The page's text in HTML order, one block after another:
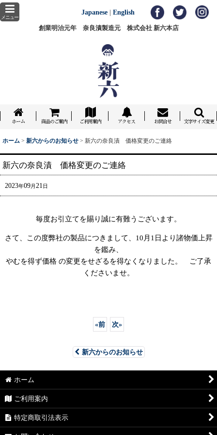
メニュー
創業明治元年 奈良漬製造元 株式会社 新六本店
Japanese |English
ホーム 商品のご案内 ご利用案内 アクセス お問合せ 文字サイズ変更
ホーム > 新六からのお知らせ > 新六の奈良漬 価格変更のご連絡
新六の奈良漬 価格変更のご連絡
2023年09月 21 日
毎度お引立てを賜り誠に有難うございます。
さて、この度弊社の製品につきまして、10月1日より諸物価上昇
を鑑み、
やむを得ず価格 の変更をせざるを得なくなりました。 ご了承
くださいませ。
«前 次»
新六からのお知らせ
ホーム
ご利用案内
特定商取引法表示